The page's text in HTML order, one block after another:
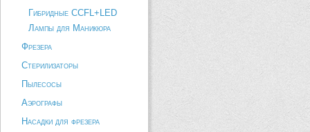
Гибридные CCFL+LED
Лампы для Маникюра
Фрезера
Стерилизаторы
Пылесосы
Аэрографы
Насадки для фрезера